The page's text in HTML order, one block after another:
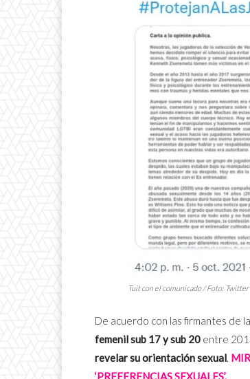
Tuit con el comunicado / Foto: Twitter
De acuerdo con las firmantes de
femenil sub 17 y sub 20 entre
revelar su orientación sexual.
‘PREFERENCIAS SEXUALES’.